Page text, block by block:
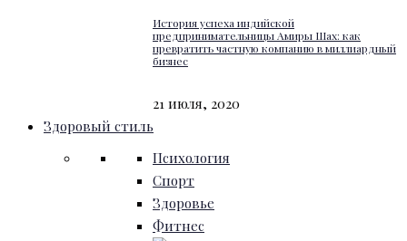
История успеха индийской
предпринимательницы Амиры Шах: как
превратить частную компанию в миллиардный
бизнес
21 июля, 2020
Здоровый стиль
Психология
Спорт
Здоровье
Фитнес